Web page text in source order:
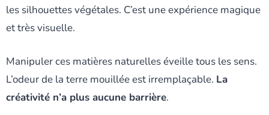
les silhouettes végétales. C’est une expérience magique
et très visuelle.
Manipuler ces matières naturelles éveille tous les sens.
L’odeur de la terre mouillée est irremplaçable. La
créativité n’a plus aucune barrière.